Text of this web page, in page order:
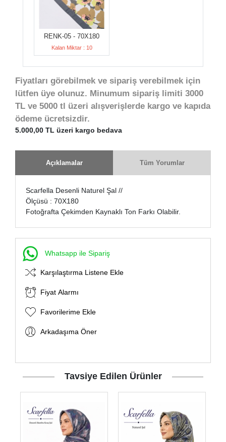
RENK-05 - 70X180
Kalan Miktar : 10
Fiyatları görebilmek ve sipariş verebilmek için
lütfen üye olunuz. Minumum sipariş limiti 3000
TL ve 5000 tl üzeri alışverişlerde kargo ve kapıda
ödeme ücretsizdir.
5.000,00 TL üzeri kargo bedava
Açıklamalar Tüm Yorumlar
Scarfella Desenli Naturel Şal //
Ölçüsü : 70X180
Fotoğrafta Çekimden Kaynaklı Ton Farkı Olabilir.
Whatsapp ile Sipariş
Karşılaştırma Listene Ekle
Fiyat Alarmı
Favorilerime Ekle
Arkadaşıma Öner
Tavsiye Edilen Ürünler